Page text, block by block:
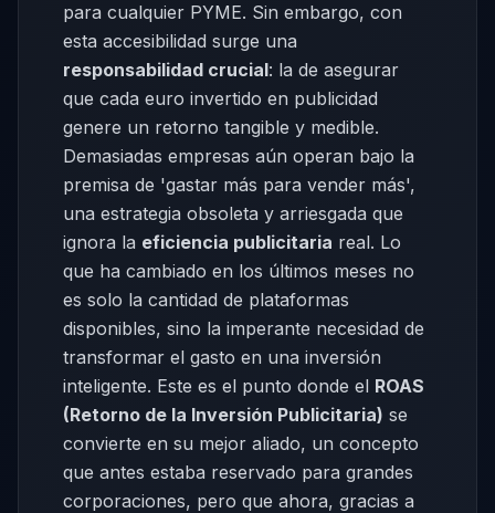
para cualquier PYME. Sin embargo, con
esta accesibilidad surge una
responsabilidad crucial: la de asegurar
que cada euro invertido en publicidad
genere un retorno tangible y medible.
Demasiadas empresas aún operan bajo la
premisa de 'gastar más para vender más',
una estrategia obsoleta y arriesgada que
ignora la eficiencia publicitaria real. Lo
que ha cambiado en los últimos meses no
es solo la cantidad de plataformas
disponibles, sino la imperante necesidad de
transformar el gasto en una inversión
inteligente. Este es el punto donde el ROAS
(Retorno de la Inversión Publicitaria) se
convierte en su mejor aliado, un concepto
que antes estaba reservado para grandes
corporaciones, pero que ahora, gracias a